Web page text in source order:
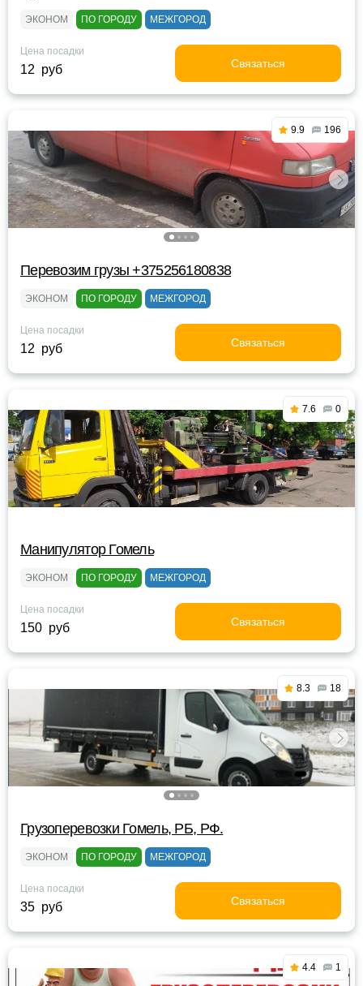
ЭКОНОМ ПО ГОРОДУ МЕЖГОРОД
Цена посадки
12 руб Связаться
9.9 196
Перевозим грузы +375256180838
ЭКОНОМ ПО ГОРОДУ МЕЖГОРОД
Цена посадки
12 руб Связаться
7.6 0
Манипулятор Гомель
ЭКОНОМ ПО ГОРОДУ МЕЖГОРОД
Цена посадки
150 руб Связаться
8.3 18
Грузоперевозки Гомель, РБ, РФ.
ЭКОНОМ ПО ГОРОДУ МЕЖГОРОД
Цена посадки
35 руб Связаться
4.4 1